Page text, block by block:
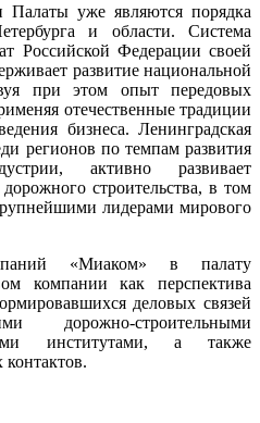
Палаты уже являются порядка
и области. Система
Российской Федерации своей
развитие национальной
при этом опыт передовых
отечественные традиции
бизнеса. Ленинградская
регионов по темпам развития
активно развивает
строительства, в том
лидерами мирового
«Миаком» в палату
компании как перспектива
деловых связей
строительными
институтами, а также